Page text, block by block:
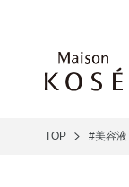
TOP #美容液